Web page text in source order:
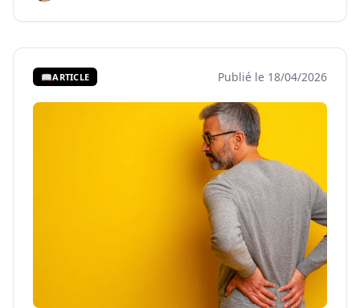
📖ARTICLE Publié le 18/04/2026